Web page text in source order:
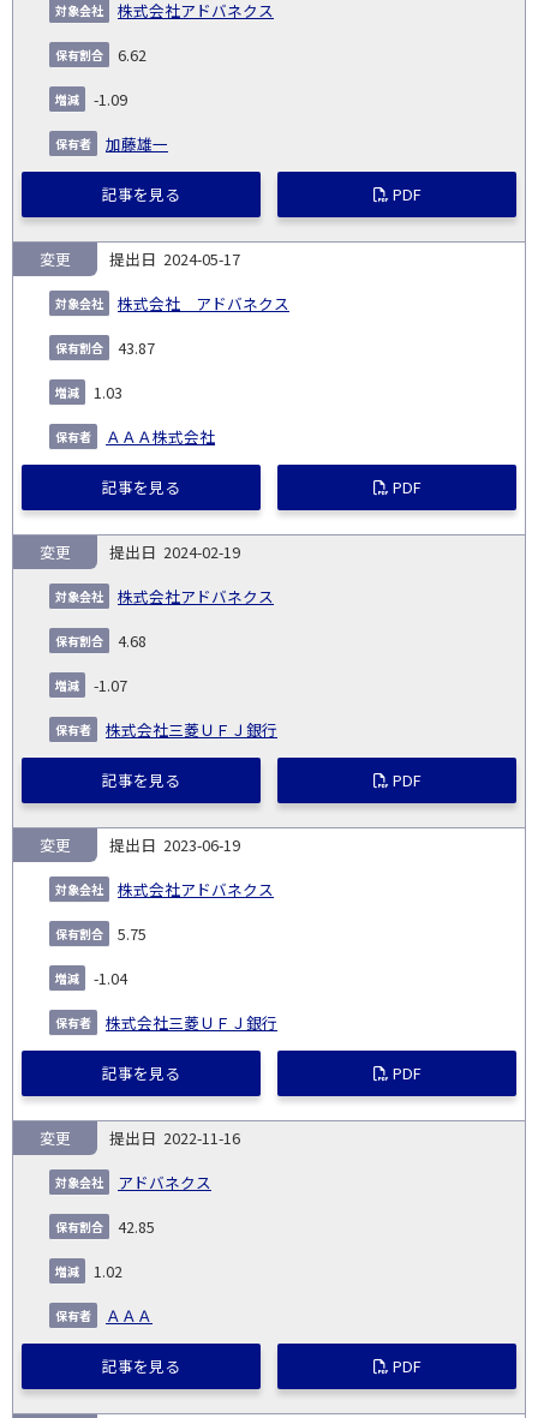
株式会社アドバネクス
6.62
-1.09
加藤雄一
記事を見る PDF
2024-05-17
株式会社 アドバネクス
変更
43.87
1.03
ＡＡＡ株式会社
記事を見る PDF
2024-02-19
株式会社アドバネクス
変更
4.68
-1.07
株式会社三菱ＵＦＪ銀行
記事を見る PDF
2023-06-19
株式会社アドバネクス
変更
5.75
-1.04
株式会社三菱ＵＦＪ銀行
記事を見る PDF
2022-11-16
アドバネクス
変更
42.85
1.02
ＡＡＡ
記事を見る PDF